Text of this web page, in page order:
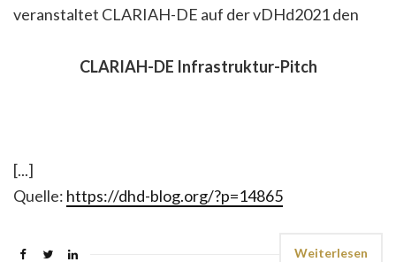
veranstaltet CLARIAH-DE auf der vDHd2021 den
CLARIAH-DE Infrastruktur-Pitch
[...]
Quelle: https://dhd-blog.org/?p=14865
Weiterlesen